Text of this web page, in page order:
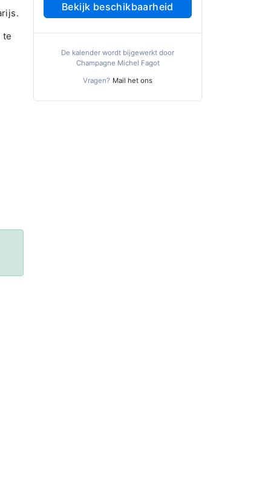
te
Bekijk beschikbaarheid
De kalender wordt bijgewerkt door
Champagne Michel Fagot
Vragen? Mail het ons